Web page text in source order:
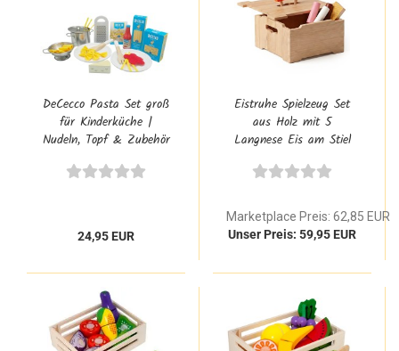
DeCecco Pasta Set groß
für Kinderküche |
Nudeln, Topf & Zubehör
24,95 EUR
Eistruhe Spielzeug Set
aus Holz mit 5
Langnese Eis am Stiel
Marketplace Preis: 62,85 EUR
Unser Preis: 59,95 EUR